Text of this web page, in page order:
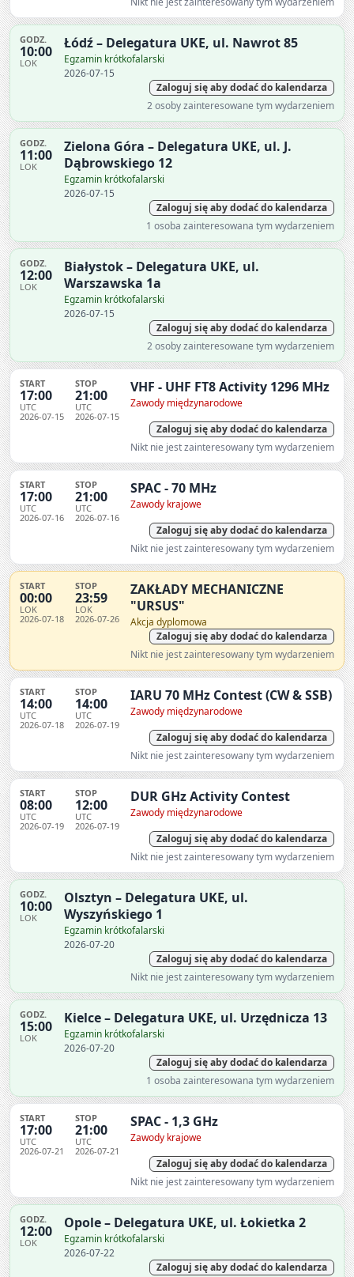
GODZ.
10:00
LOK
Łódź – Delegatura UKE, ul. Nawrot 85
Egzamin krótkofalarski
2026-07-15
Zaloguj się aby dodać do kalendarza
2 osoby zainteresowane tym wydarzeniem
GODZ.
11:00
LOK
Zielona Góra – Delegatura UKE, ul. J.
Dąbrowskiego 12
Egzamin krótkofalarski
2026-07-15
Zaloguj się aby dodać do kalendarza
1 osoba zainteresowana tym wydarzeniem
GODZ.
12:00
LOK
Białystok – Delegatura UKE, ul.
Warszawska 1a
Egzamin krótkofalarski
2026-07-15
Zaloguj się aby dodać do kalendarza
2 osoby zainteresowane tym wydarzeniem
START
17:00
UTC
2026-07-15
STOP
21:00
UTC
2026-07-15
VHF - UHF FT8 Activity 1296 MHz
Zawody międzynarodowe
Zaloguj się aby dodać do kalendarza
Nikt nie jest zainteresowany tym wydarzeniem
START
17:00
UTC
2026-07-16
STOP
21:00
UTC
2026-07-16
SPAC - 70 MHz
Zawody krajowe
Zaloguj się aby dodać do kalendarza
Nikt nie jest zainteresowany tym wydarzeniem
START
00:00
LOK
2026-07-18
STOP
23:59
LOK
2026-07-26
ZAKŁADY MECHANICZNE
"URSUS"
Akcja dyplomowa
Zaloguj się aby dodać do kalendarza
Nikt nie jest zainteresowany tym wydarzeniem
START
14:00
UTC
2026-07-18
STOP
14:00
UTC
2026-07-19
IARU 70 MHz Contest (CW & SSB)
Zawody międzynarodowe
Zaloguj się aby dodać do kalendarza
Nikt nie jest zainteresowany tym wydarzeniem
START
08:00
UTC
2026-07-19
STOP
12:00
UTC
2026-07-19
DUR GHz Activity Contest
Zawody międzynarodowe
Zaloguj się aby dodać do kalendarza
Nikt nie jest zainteresowany tym wydarzeniem
GODZ.
10:00
LOK
Olsztyn – Delegatura UKE, ul.
Wyszyńskiego 1
Egzamin krótkofalarski
2026-07-20
Zaloguj się aby dodać do kalendarza
Nikt nie jest zainteresowany tym wydarzeniem
GODZ.
15:00
LOK
Kielce – Delegatura UKE, ul. Urzędnicza 13
Egzamin krótkofalarski
2026-07-20
Zaloguj się aby dodać do kalendarza
1 osoba zainteresowana tym wydarzeniem
START
17:00
UTC
2026-07-21
STOP
21:00
UTC
2026-07-21
SPAC - 1,3 GHz
Zawody krajowe
Zaloguj się aby dodać do kalendarza
Nikt nie jest zainteresowany tym wydarzeniem
GODZ.
12:00
LOK
Opole – Delegatura UKE, ul. Łokietka 2
Egzamin krótkofalarski
2026-07-22
Zaloguj się aby dodać do kalendarza